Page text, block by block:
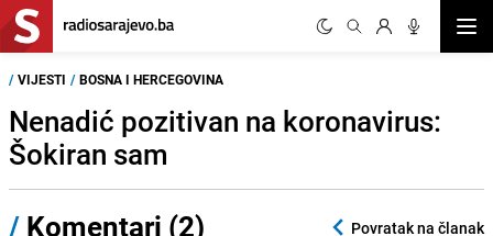
/ VIJESTI / BOSNA I HERCEGOVINA
Nenadić pozitivan na koronavirus:
Šokiran sam
/ Komentari (2) Povratak na članak